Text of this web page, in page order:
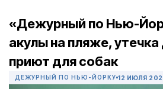
«Дежурный по Нью-
акулы на пляже,
приют для собак
ДЕЖУРНЫЙ ПО НЬЮ-ЙОРКУ 12 ИЮЛЯ